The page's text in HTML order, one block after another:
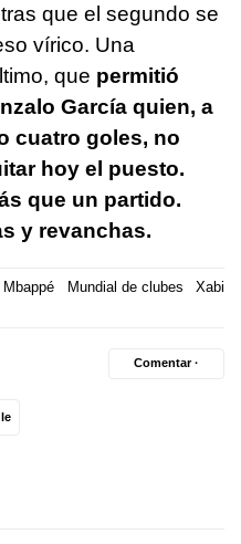
que el segundo se
vírico. Una
que permitió
García quien, a
cuatro goles, no
hoy el puesto.
que un partido.
y revanchas.
Mbappé Mundial de clubes
Xabi
Comentar ·